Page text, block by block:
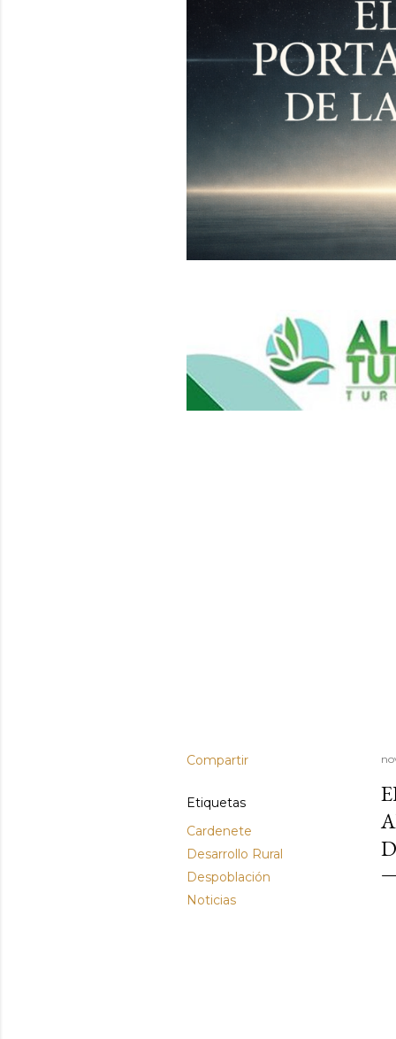
Compartir
Etiquetas
Cardenete
Desarrollo Rural
Despoblación
Noticias